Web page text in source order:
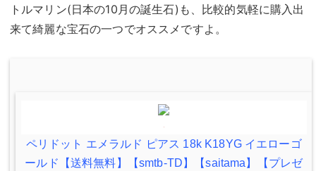
トルマリン(日本の10月の誕生石)も、比較的気軽に購入出
来て綺麗な宝石の一つでオススメですよ。
ペリドット エメラルド ピアス 18k K18YG イエローゴ
ールド【送料無料】【smtb-TD】【saitama】【プレゼ